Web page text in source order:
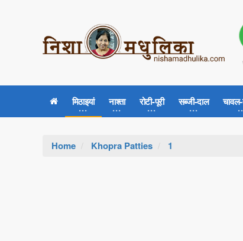
मिठाइयां नाश्ता रोटी-पूरी सब्जी-दाल
Home Khopra Patties 1